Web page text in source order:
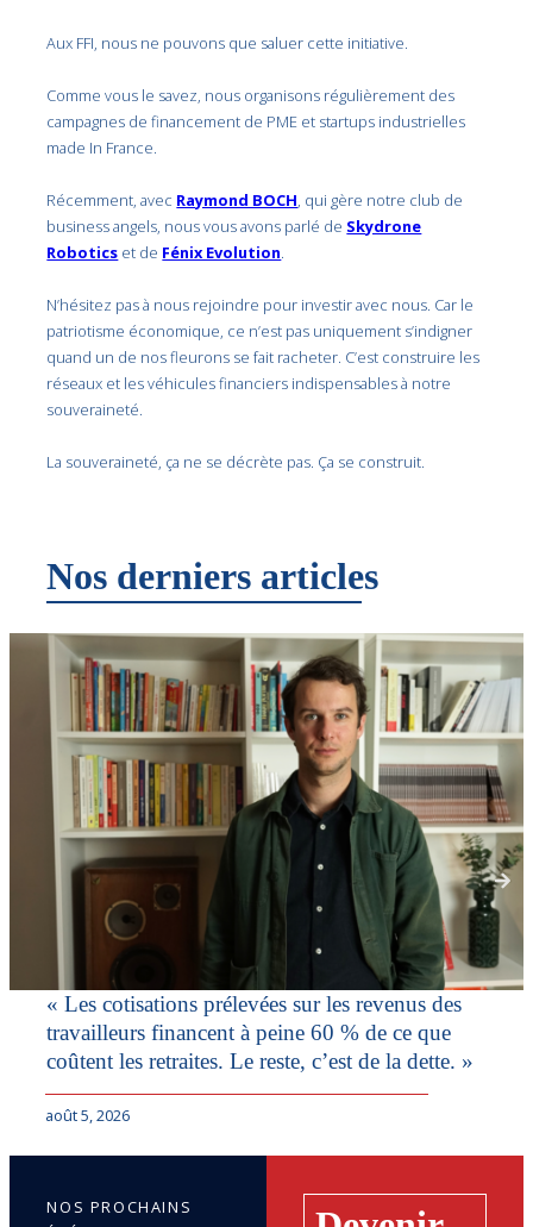
Aux FFI, nous ne pouvons que saluer cette initiative.
Comme vous le savez, nous organisons régulièrement des
campagnes de financement de PME et startups industrielles
made In France.
Récemment, avec Raymond BOCH, qui gère notre club de
business angels, nous vous avons parlé de Skydrone
Robotics et de Fénix Evolution.
N’hésitez pas à nous rejoindre pour investir avec nous. Car le
patriotisme économique, ce n’est pas uniquement s’indigner
quand un de nos fleurons se fait racheter. C’est construire les
réseaux et les véhicules financiers indispensables à notre
souveraineté.
La souveraineté, ça ne se décrète pas. Ça se construit.
Nos derniers articles
« Les cotisations prélevées sur les revenus des
travailleurs financent à peine 60 % de ce que
coûtent les retraites. Le reste, c’est de la dette. »
août 5, 2026
NOS PROCHAINS